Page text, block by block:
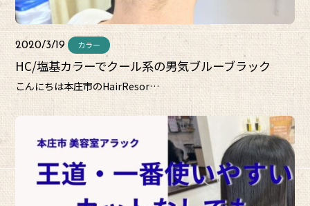
2020/3/19 カラー
HC/塩基カラーでクール系の男気ブルーブラック
こんにちは本庄市のHairResor…